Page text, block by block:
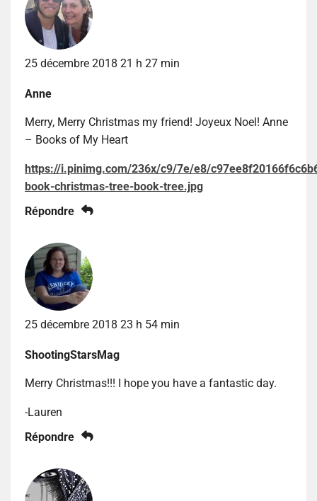
25 décembre 2018 21 h 27 min
Anne
Merry, Merry Christmas my friend! Joyeux Noel! Anne
– Books of My Heart
https://i.pinimg.com/236x/c9/7e/e8/
book-christmas-tree-book-tree.jpg
Répondre
25 décembre 2018 23 h 54 min
ShootingStarsMag
Merry Christmas!!! I hope you have a fantastic day.
-Lauren
Répondre